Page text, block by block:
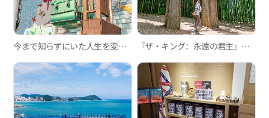
今まで知らずにいた人生を変えるスポット-釜山のモノレール編 『ザ・キング：永遠の君主』釜山ロケ地